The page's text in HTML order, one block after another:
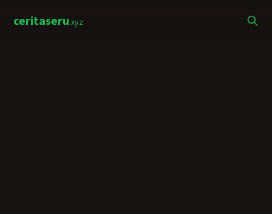
ceritaseru.xyz